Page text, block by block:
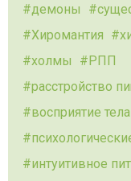
демоны
Хиромантия
холмы
РПП
расстройство
восприятие тела
интуитивное